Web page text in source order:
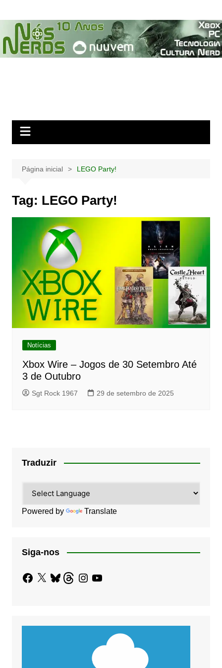
para
conteúdo
Página inicial LEGO Party!
Tag: LEGO Party!
Notícias
Xbox Wire – Jogos de 30 Setembro Até
3 de Outubro
Sgt Rock 1967 29 de setembro de 2025
Traduzir
Powered by Translate
Siga-nos
Facebook
X BlueskyThreadsInstagram
YouTube